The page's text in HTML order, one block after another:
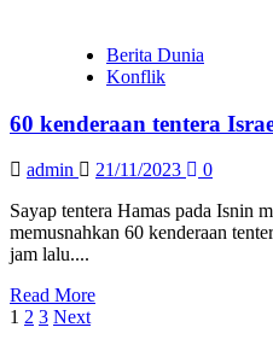
Berita Dunia
Konflik
60 kenderaan tentera
admin 21/11/2023
0
Sayap tentera Hamas pada Isnin
memusnahkan 60 kenderaan
jam lalu....
Read More
Posts
1 2 3 Next